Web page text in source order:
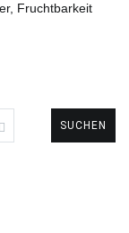
Fruchtbarkeit